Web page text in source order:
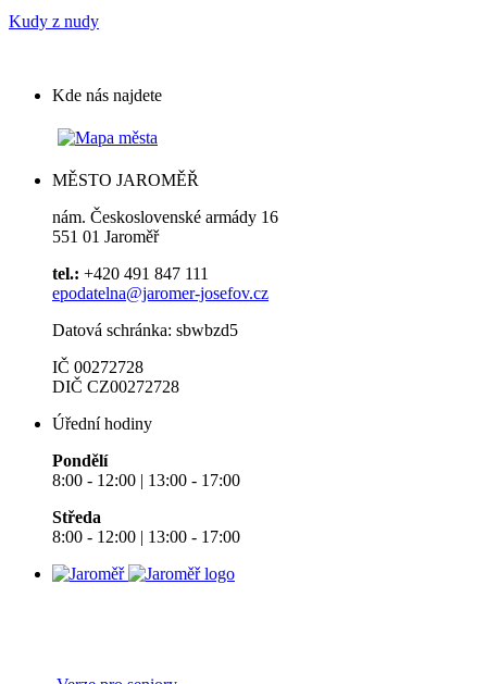
Kudy z nudy
Kde nás najdete
MĚSTO JAROMĚŘ
nám. Československé armády 16
551 01 Jaroměř
tel.: +420 491 847 111
epodatelna@jaromer-josefov.cz
Datová schránka: sbwbzd5
IČ 00272728
DIČ CZ00272728
Úřední hodiny
Pondělí
8:00 - 12:00 | 13:00 - 17:00
Středa
8:00 - 12:00 | 13:00 - 17:00